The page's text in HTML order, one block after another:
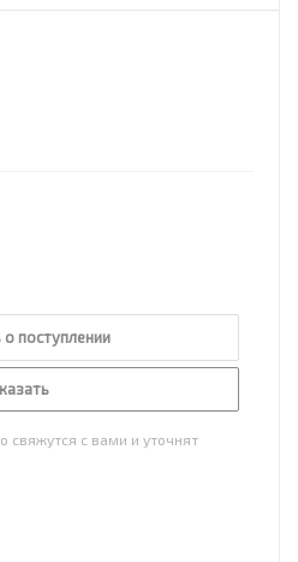
поступлении
с вами и уточнят